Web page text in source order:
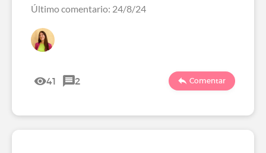
Último comentario: 24/8/24
41 2 Comentar